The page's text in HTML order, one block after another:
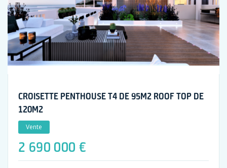
CROISETTE PENTHOUSE T4 DE 95M2 ROOF TOP DE
120M2
Vente
2 690 000 €